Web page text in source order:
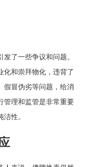
了一些争议和问题。
化和崇拜物化，违背了
假冒伪劣等问题，给消
管理和监管是非常重要
性。